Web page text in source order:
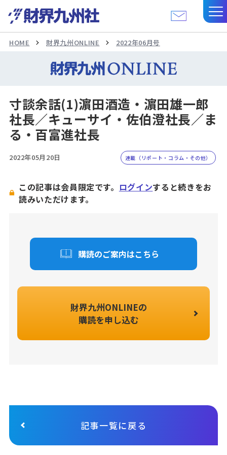
HOME 財界九州ONLINE 2022年06月号
寸談余話(1)濵田酒造・濵田雄一郎
社長／キューサイ・佐伯澄社長／ま
る・百富進社長
2022年05月20日 連載（リポート・コラム・その他）
この記事は会員限定です。 ログインすると続きをお
読みいただけます。
購読のご案内はこちら
財界九州ONLINEの
購読を申し込む
記事一覧に戻る